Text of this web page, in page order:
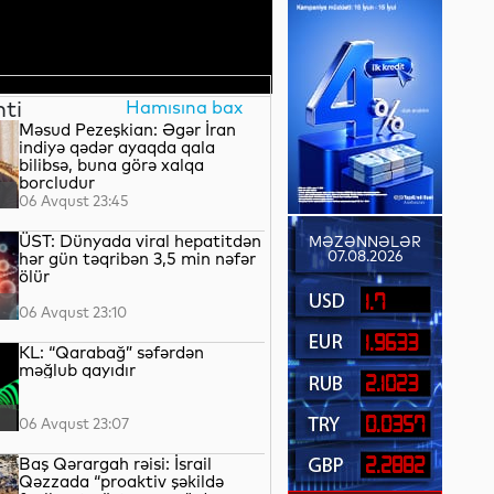
Hamısına bax
Məsud Pezeşkian: Əgər İran
indiyə qədər ayaqda qala
bilibsə, buna görə xalqa
borcludur
06 Avqust 23:45
ÜST: Dünyada viral hepatitdən
hər gün təqribən 3,5 min nəfər
ölür
06 Avqust 23:10
KL: “Qarabağ” səfərdən
məğlub qayıdır
06 Avqust 23:07
Baş Qərargah rəisi: İsrail
Qəzzada “proaktiv şəkildə
MƏZƏNNƏLƏR
07.08.2026
1.7
1.9633
2.1023
0.0357
2.2882